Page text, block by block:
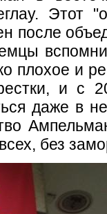
Этот
после
плохое и
и с
даже в
без